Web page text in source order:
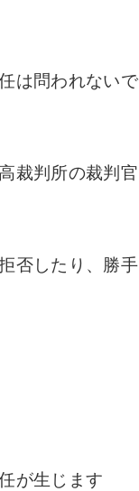
は問われないで
裁判所の裁判官
否したり、勝手
が生じます